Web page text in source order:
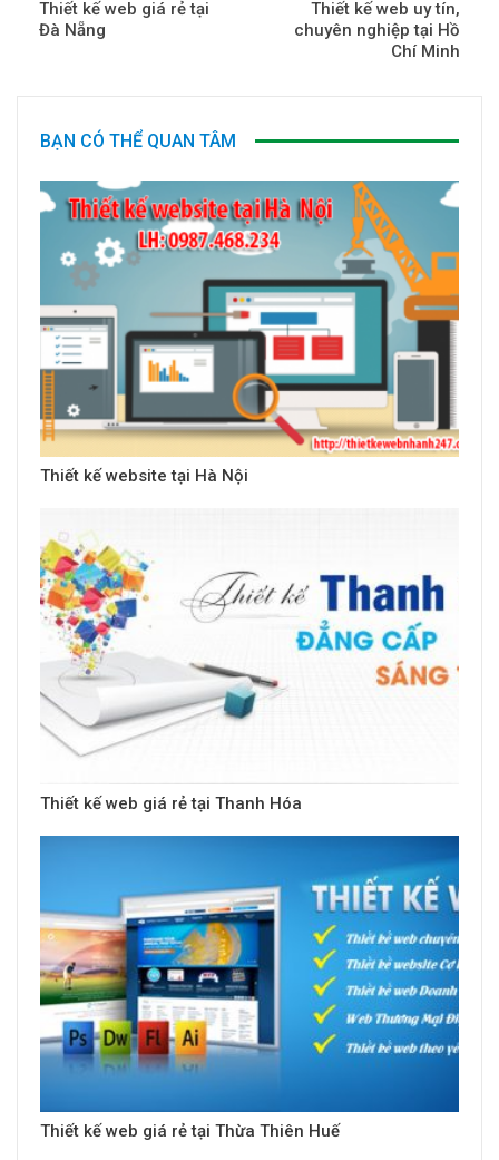
Thiết kế web giá rẻ tại
Đà Nẵng
Thiết kế web uy tín,
chuyên nghiệp tại Hồ
Chí Minh
BẠN CÓ THỂ QUAN TÂM
Thiết kế website tại Hà Nội
Thiết kế web giá rẻ tại Thanh Hóa
Thiết kế web giá rẻ tại Thừa Thiên Huế